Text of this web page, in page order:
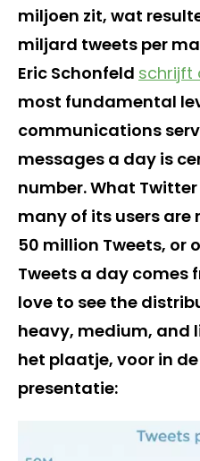
miljoen zit, wat
miljard tweets per
Eric Schonfeld schrijft
most fundamental
communications
messages a day is
number. What
many of its users are
50 million Tweets, or
Tweets a day comes
love to see the
heavy, medium, and
het plaatje, voor in
presentatie: